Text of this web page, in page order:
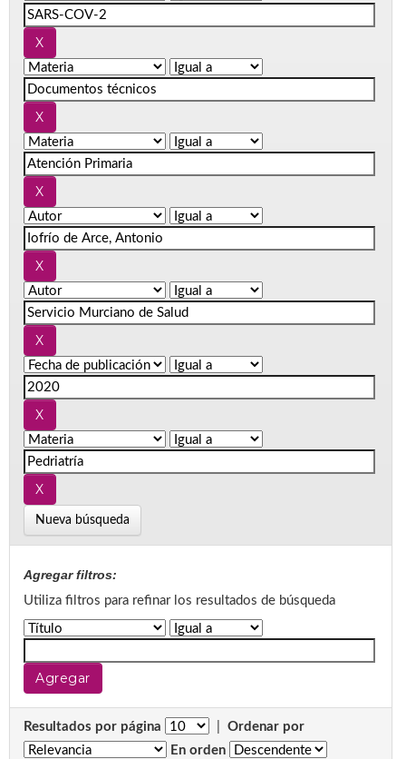
Nueva búsqueda
Agregar filtros:
Utiliza filtros para refinar los resultados de búsqueda
Resultados por página
Ordenar por
En orden